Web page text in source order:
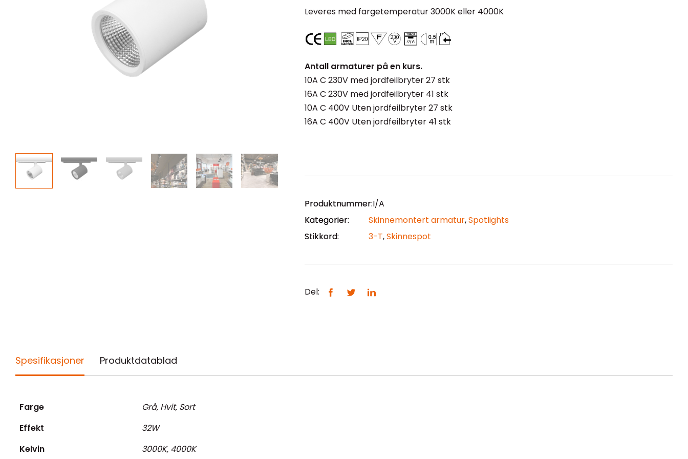
Leveres med fargetemperatur 3000K eller 4000K
Antall armaturer på en kurs.
10A C 230V med jordfeilbryter 27 stk
16A C 230V med jordfeilbryter 41 stk
10A C 400V Uten jordfeilbryter 27 stk
16A C 400V Uten jordfeilbryter 41 stk
Produktnummer:I/A
Kategorier:
Skinnemontert armatur,Spotlights
Stikkord:
3-T,Skinnespot
Del:
Spesifikasjoner Produktdatablad
Farge
Grå, Hvit, Sort
Effekt
32W
Kelvin
3000K, 4000K